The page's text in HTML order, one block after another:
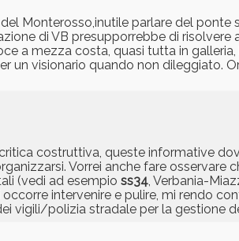
Monterosso,inutile parlare del
di VB presupporrebbe di risolvere
a mezza costa, quasi tutta in
un visionario quando non dileggiato.
costruttiva, queste informative
Vorrei anche fare osservare
(vedi ad esempio ss34, Verbania-
intervenire e pulire, mi rendo
vigili/polizia stradale per la gestione